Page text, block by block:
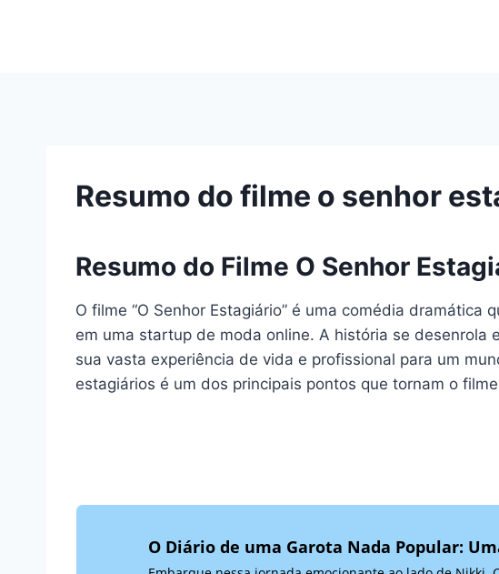
Resumo do filme o senhor
Resumo do Filme O Senhor
O filme “O Senhor Estagiário” é uma comédia
em uma startup de moda online. A história se
sua vasta experiência de vida e profissional para um
estagiários é um dos principais pontos que tornam o
O Diário de uma Garota Nada Popular: